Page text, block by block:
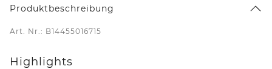
Produktbeschreibung
Art. Nr.: B14455016715
Highlights